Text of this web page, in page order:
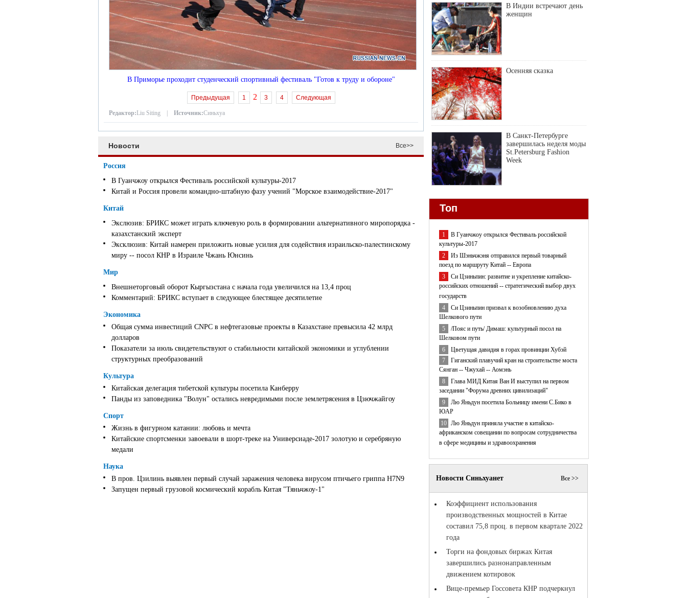
В Приморье проходит студенческий спортивный фестиваль "Готов к труду и обороне"
Предыдущая 1 2 3 4 Следующая
Редактор:Liu Siting | Источник:Синьхуа
Новости Все>>
Россия
В Гуанчжоу открылся Фестиваль российской культуры-2017
Китай и Россия провели командно-штабную фазу учений "Морское взаимодействие-2017"
Китай
Экслюзив: БРИКС может играть ключевую роль в формировании альтернативного миропорядка -
казахстанский эксперт
Эксклюзив: Китай намерен приложить новые усилия для содействия израильско-палестинскому
миру -- посол КНР в Израиле Чжань Юнсинь
Мир
Внешнеторговый оборот Кыргызстана с начала года увеличился на 13,4 проц
Комментарий: БРИКС вступает в следующее блестящее десятилетие
Экономика
Общая сумма инвестиций CNPC в нефтегазовые проекты в Казахстане превысила 42 млрд
долларов
Показатели за июль свидетельствуют о стабильности китайской экономики и углублении
структурных преобразований
Культура
Китайская делегация тибетской культуры посетила Канберру
Панды из заповедника "Волун" остались невредимыми после землетрясения в Цзючжайгоу
Спорт
Жизнь в фигурном катании: любовь и мечта
Китайские спортсменки завоевали в шорт-треке на Универсиаде-2017 золотую и серебряную
медали
Наука
В пров. Цзилинь выявлен первый случай заражения человека вирусом птичьего гриппа H7N9
Запущен первый грузовой космический корабль Китая "Тяньчжоу-1"
В Индии встречают день
женщин
Осенняя сказка
В Санкт-Петербурге
завершилась неделя моды
St.Petersburg Fashion
Week
Топ
1 В Гуанчжоу открылся Фестиваль российской
культуры-2017
2 Из Шэньчжэня отправился первый товарный
поезд по маршруту Китай -- Европа
3 Си Цзиньпин: развитие и укрепление китайско-
российских отношений -- стратегический выбор двух
государств
4 Си Цзиньпин призвал к возобновлению духа
Шелкового пути
5 /Пояс и путь/ Димаш: культурный посол на
Шелковом пути
6
Цветущая давидия в горах провинции Хубэй
7
Гиганский плавучий кран на строительстве моста
Сянган -- Чжухай -- Аомэнь
8 Глава МИД Китая Ван И выступил на первом
заседании "Форума древних цивилизаций"
9 Лю Яньдун посетила Больницу имени С.Бико в
ЮАР
10 Лю Яньдун приняла участие в китайско-
африканском совещании по вопросам сотрудничества
в сфере медицины и здравоохранения